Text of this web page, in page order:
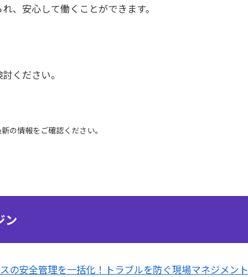
、安心して働くことができます。
ください。
の情報をご確認ください。
ン
の安全管理を一括化！トラブルを防ぐ現場マネジメント